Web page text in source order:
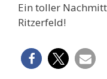
Ein toller
Ritzerfeld!